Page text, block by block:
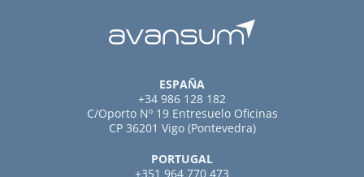
ESPAÑA
+34 986 128 182
C/Oporto Nº 19 Entresuelo Oficinas
CP 36201 Vigo (Pontevedra)
PORTUGAL
+351 964 770 473